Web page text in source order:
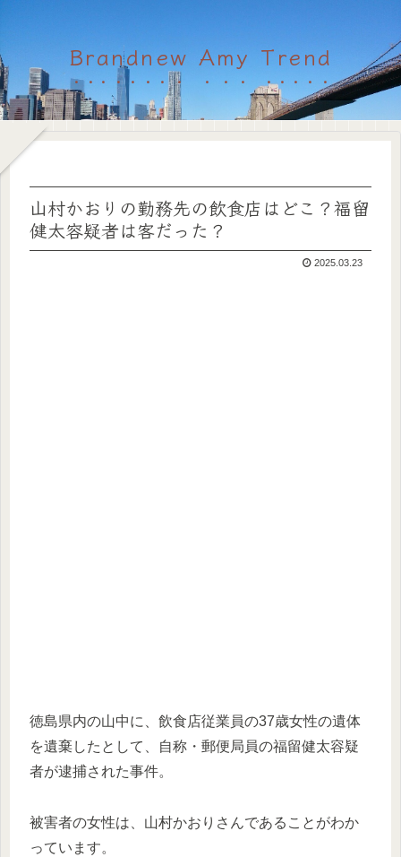
Brandnew Amy Trend
山村かおりの勤務先の飲食店はどこ？福留
健太容疑者は客だった？
2025.03.23
徳島県内の山中に、飲食店従業員の37歳女性の遺体
を遺棄したとして、自称・郵便局員の福留健太容疑
者が逮捕された事件。
被害者の女性は、山村かおりさんであることがわか
っています。